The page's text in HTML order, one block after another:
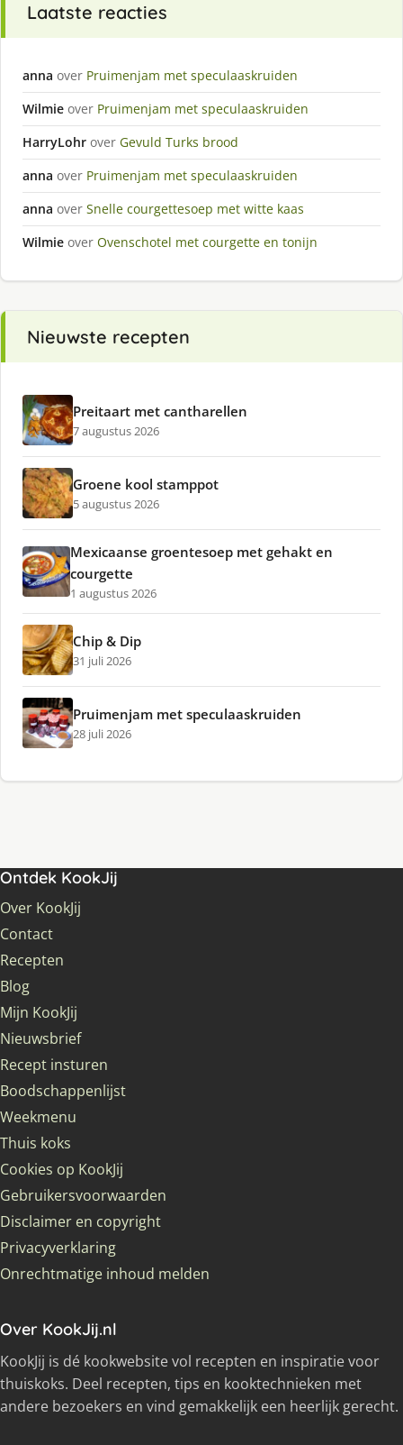
Laatste reacties
anna over Pruimenjam met speculaaskruiden
Wilmie over Pruimenjam met speculaaskruiden
HarryLohr over Gevuld Turks brood
anna over Pruimenjam met speculaaskruiden
anna over Snelle courgettesoep met witte kaas
Wilmie over Ovenschotel met courgette en tonijn
Nieuwste recepten
Preitaart met cantharellen
7 augustus 2026
Groene kool stamppot
5 augustus 2026
Mexicaanse groentesoep met gehakt en
courgette
1 augustus 2026
Chip & Dip
31 juli 2026
Pruimenjam met speculaaskruiden
28 juli 2026
Ontdek KookJij
Over KookJij
Contact
Recepten
Blog
Mijn KookJij
Nieuwsbrief
Recept insturen
Boodschappenlijst
Weekmenu
Thuis koks
Cookies op KookJij
Gebruikersvoorwaarden
Disclaimer en copyright
Privacyverklaring
Onrechtmatige inhoud melden
Over KookJij.nl
KookJij is dé kookwebsite vol recepten en inspiratie voor
thuiskoks. Deel recepten, tips en kooktechnieken met
andere bezoekers en vind gemakkelijk een heerlijk gerecht.